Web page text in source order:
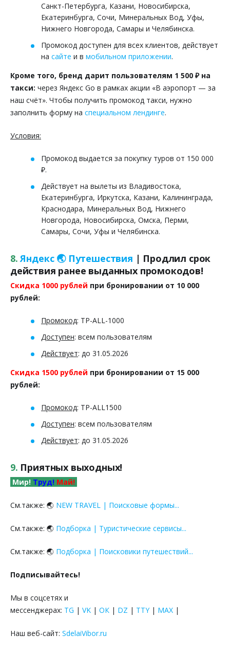
Санкт-Петербурга, Казани, Новосибирска,
Екатеринбурга, Сочи, Минеральных Вод, Уфы,
Нижнего Новгорода, Самары и Челябинска.
Промокод доступен для всех клиентов, действует
на сайте и в мобильном приложении.
Кроме того, бренд дарит пользователям 1 500 ₽ на
такси: через Яндекс Go в рамках акции «В аэропорт — за
наш счёт». Чтобы получить промокод такси, нужно
заполнить форму на специальном лендинге.
Условия:
Промокод выдается за покупку туров от 150 000
₽.
Действует на вылеты из Владивостока,
Екатеринбурга, Иркутска, Казани, Калининграда,
Краснодара, Минеральных Вод, Нижнего
Новгорода, Новосибирска, Омска, Перми,
Самары, Сочи, Уфы и Челябинска.
8. Яндекс 🌏 Путешествия | Продлил срок
действия ранее выданных промокодов!
Скидка 1000 рублей при бронировании от 10 000
рублей:
Промокод: TP-ALL-1000
Доступен: всем пользователям
Действует: до 31.05.2026
Скидка 1500 рублей при бронировании от 15 000
рублей:
Промокод: TP-ALL1500
Доступен: всем пользователям
Действует: до 31.05.2026
9. Приятных выходных!
Мир! Труд! Май!
См.также: 🌏 NEW TRAVEL | Поисковые формы...
См.также: 🌏 Подборка | Туристические сервисы...
См.также: 🌏 Подборка | Поисковики путешествий...
Подписывайтесь!
Мы в соцсетях и
мессенджерах: TG | VK | ОК | DZ | TTY | MAX |
Наш веб-сайт: SdelaiVibor.ru